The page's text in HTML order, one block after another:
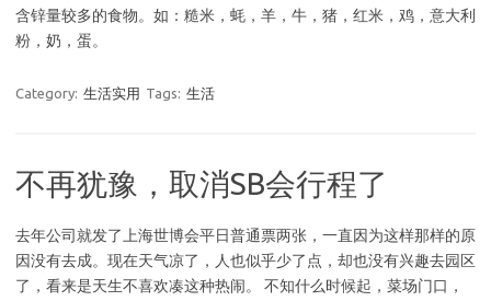
含锌量较多的食物。如：糙米，蚝，羊，牛，猪，红米，鸡，意大利
粉，奶，蛋。
Category: 生活实用 Tags: 生活
不再犹豫，取消SB会行程了
去年公司就发了上海世博会平日普通票两张，一直因为这样那样的原
因没有去成。现在天气凉了，人也似乎少了点，却也没有兴趣去园区
了，看来是天生不喜欢凑这种热闹。 不知什么时候起，菜场门口，